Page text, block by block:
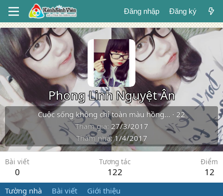
Đăng nhập Đăng ký
Phong Linh Nguyệt Ân
Cuộc sống không chỉ toàn màu hồng... · 22
Tham gia 27/3/2017
Thăm nhà 1/4/2017
Bài viết
0
Tương tác
122
Điểm
12
Tường nhà Bài viết Giới thiệu